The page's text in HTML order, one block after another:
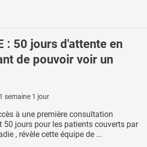
: 50 jours d'attente en
de pouvoir voir un
1 semaine 1 jour
à une première consultation
50 jours pour les patients couverts par
, révèle cette équipe de ...